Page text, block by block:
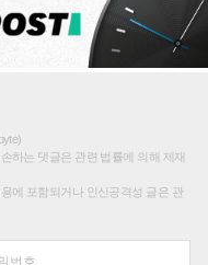
하는 댓글은 관련 법률에 의해 제재
에 포함되거나 인신공격성 글은 관